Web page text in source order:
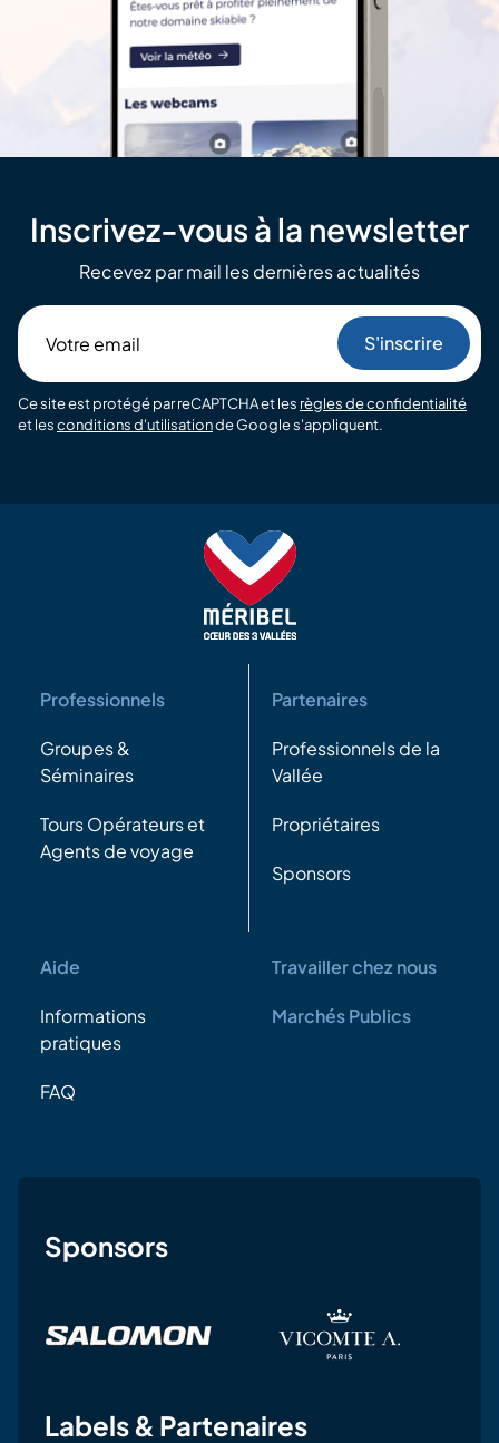
Inscrivez-vous à la newsletter
Recevez par mail les dernières actualités
email
Ce site est protégé par reCAPTCHA et les règles de confidentialité
et lesconditions d'utilisationde Google s'appliquent.
Professionnels
Groupes &
Séminaires
Tours Opérateurs et
Agents de voyage
Partenaires
Professionnels de la
Vallée
Propriétaires
Sponsors
Aide
Informations
pratiques
FAQ
Travailler chez nous
Marchés Publics
Sponsors
Labels & Partenaires